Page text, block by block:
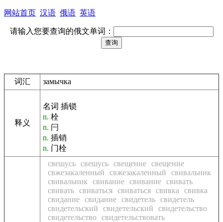
网站首页 汉语 俄语 英语
请输入您要查询的俄文单词：
词汇 замычка
释义
名词 插锁
n. 栓
n. 闩
n. 插销
n. 门栓
свешусь свешусь свещение свещение
свжезакаленный
свжезакаленный
свивальник
свивальник
свивание свивание свивать
свивать свиваться свиваться свивка
свивка
свидание свидание свидетель свидетель
свидетельский
свидетельский
свидетельство
свидетельство свидетельствовать